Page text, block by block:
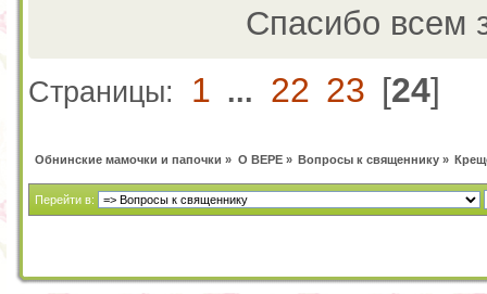
Спасибо всем
Страницы: 1 ... 22 23 [24]
Обнинские мамочки и папочки » О ВЕРЕ» Вопросы к священнику»
Перейти в: